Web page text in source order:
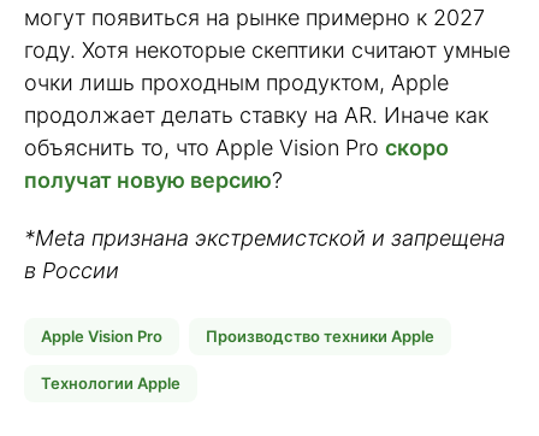
могут появиться на рынке примерно к 2027
году. Хотя некоторые скептики считают умные
очки лишь проходным продуктом, Apple
продолжает делать ставку на AR. Иначе как
объяснить то, что Apple Vision Pro скоро
получат новую версию?
*Meta признана экстремистской и запрещена
в России
Apple Vision Pro Производство техники Apple
Технологии Apple